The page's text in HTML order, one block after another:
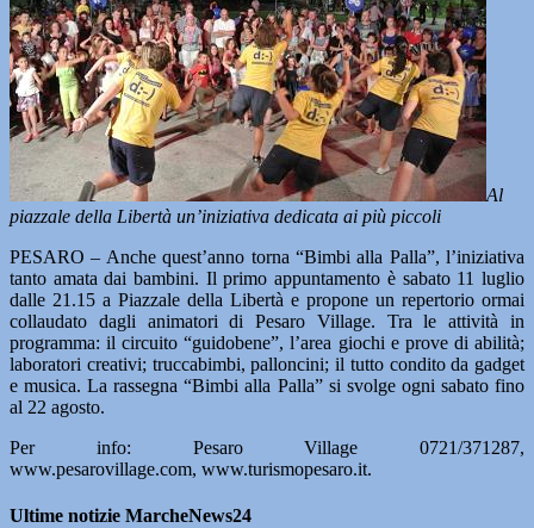
Al
piazzale della Libertà un’iniziativa dedicata ai più piccoli
PESARO – Anche quest’anno torna “Bimbi alla Palla”, l’iniziativa
tanto amata dai bambini. Il primo appuntamento è sabato 11 luglio
dalle 21.15 a Piazzale della Libertà e propone un repertorio ormai
collaudato dagli animatori di Pesaro Village. Tra le attività in
programma: il circuito “guidobene”, l’area giochi e prove di abilità;
laboratori creativi; truccabimbi, palloncini; il tutto condito da gadget
e musica. La rassegna “Bimbi alla Palla” si svolge ogni sabato fino
al 22 agosto.
Per info: Pesaro Village 0721/371287,
www.pesarovillage.com, www.turismopesaro.it.
Ultime notizie MarcheNews24